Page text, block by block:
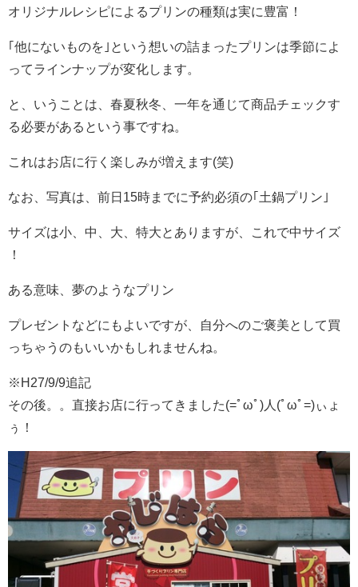
オリジナルレシピによるプリンの種類は実に豊富！
｢他にないものを｣という想いの詰まったプリンは季節に よ
ってラインナップが変化します。
と、いうことは、春夏秋冬、一年を通じて商品チェックす
る必要があるという事ですね。
これはお店に行く楽しみが増えます(笑)
なお、写真は、前日15時までに予約必須の｢土鍋プリン ｣
サイズは小、中、大、特大とありますが、これで中サイズ
！
ある意味、夢のようなプリン
プレゼントなどにもよいですが、自分へのご褒美として買
っちゃうのもいいかもしれませんね。
※H27/9/9追記
その後。。直接お店に行ってきました(=ﾟωﾟ)人(ﾟωﾟ=)ぃょ
ぅ！